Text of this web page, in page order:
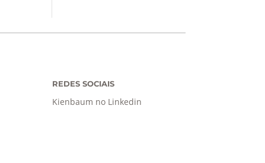
REDES SOCIAIS
Kienbaum no Linkedin